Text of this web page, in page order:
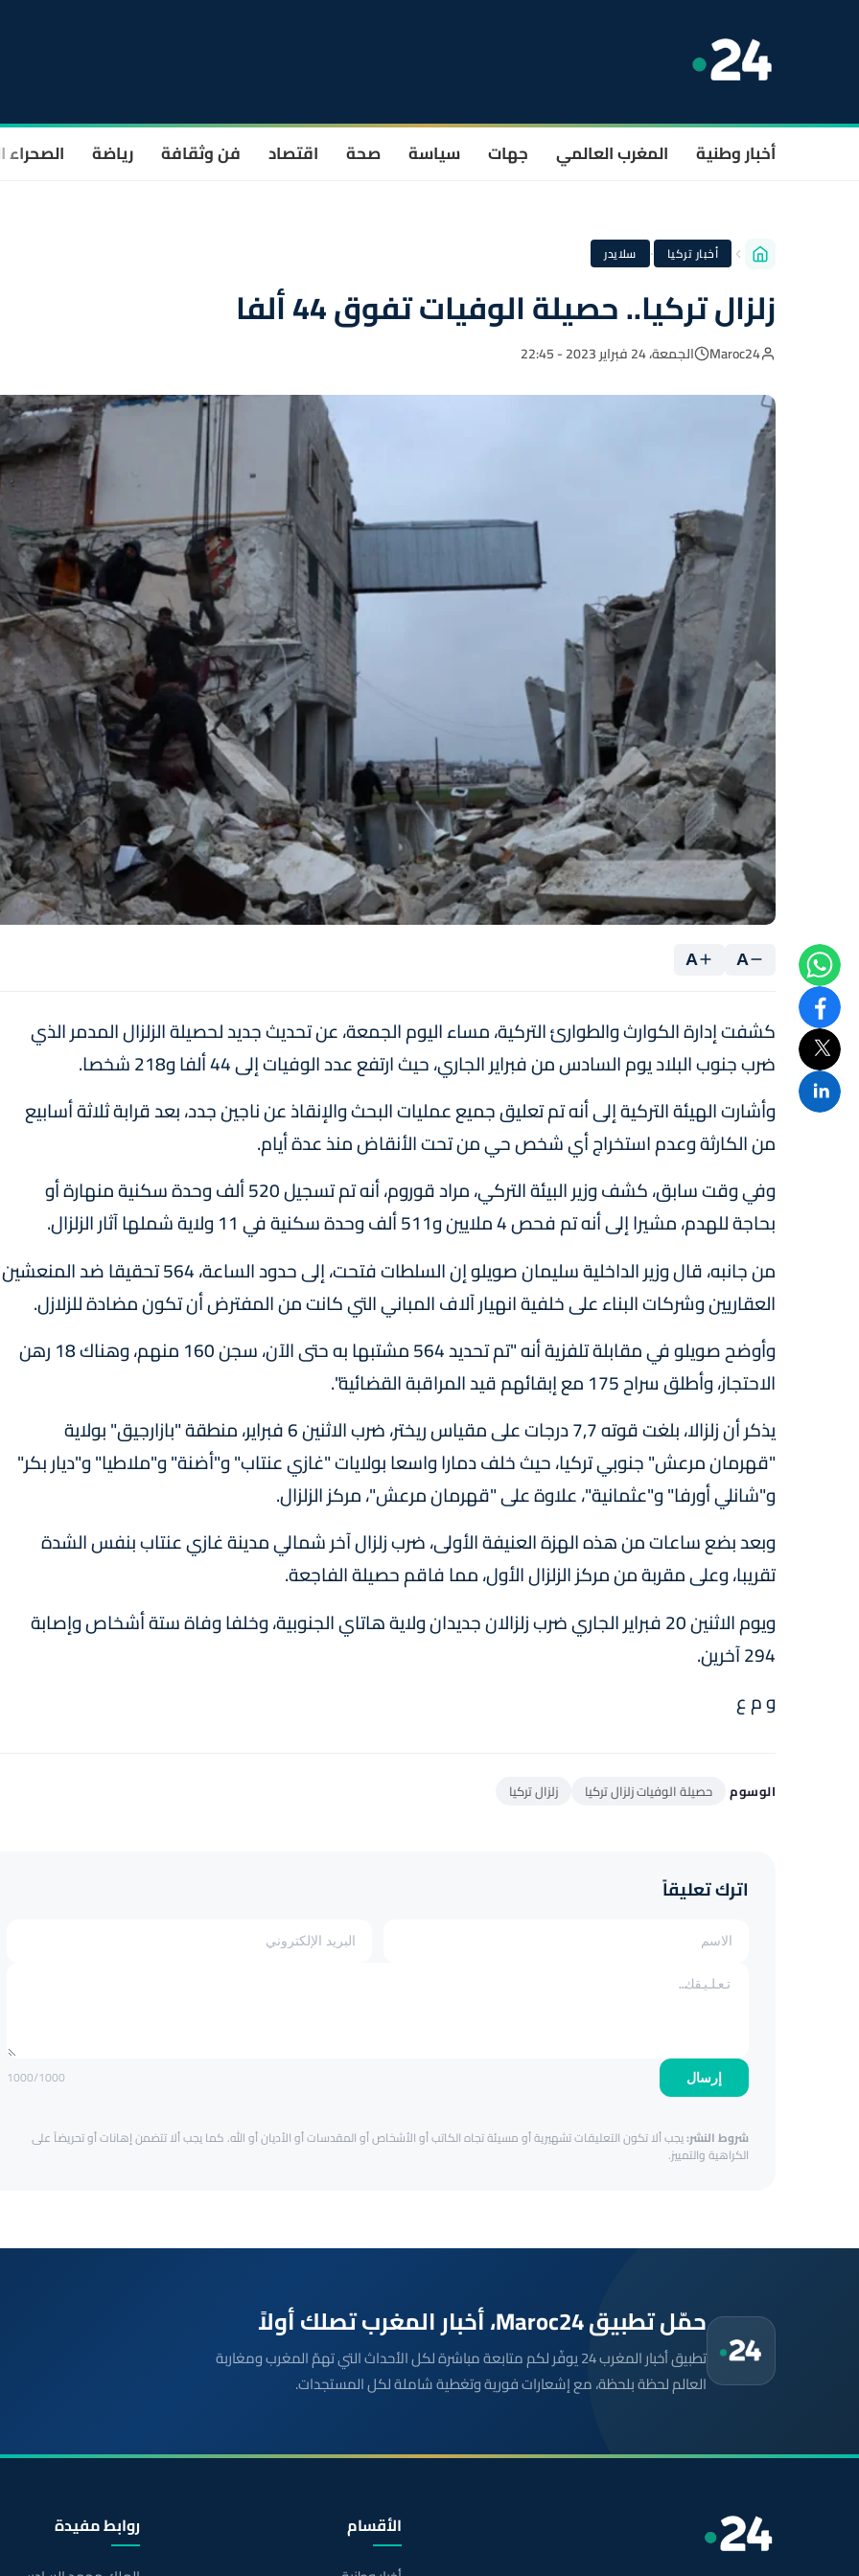
أخبار وطنية المغرب العالمي جهات سياسة صحة اقتصاد فن وثقافة رياضة الصحراء
أخبار تركيا · سلايدر
زلزال تركيا.. حصيلة الوفيات تفوق 44 ألفا
Maroc24 الجمعة، 24 فبراير 2023 - 22:45
A
A
كشفت إدارة الكوارث والطوارئ التركية، مساء اليوم الجمعة، عن تحديث جديد لحصيلة الزلزال المدمر الذي
ضرب جنوب البلاد يوم السادس من فبراير الجاري، حيث ارتفع عدد الوفيات إلى 44 ألفا و218 شخصا.
وأشارت الهيئة التركية إلى أنه تم تعليق جميع عمليات البحث والإنقاذ عن ناجين جدد، بعد قرابة ثلاثة أسابيع
من الكارثة وعدم استخراج أي شخص حي من تحت الأنقاض منذ عدة أيام.
وفي وقت سابق، كشف وزير البيئة التركي، مراد قوروم، أنه تم تسجيل 520 ألف وحدة سكنية منهارة أو
بحاجة للهدم، مشيرا إلى أنه تم فحص 4 ملايين و511 ألف وحدة سكنية في 11 ولاية شملها آثار الزلزال.
من جانبه، قال وزير الداخلية سليمان صويلو إن السلطات فتحت، إلى حدود الساعة، 564 تحقيقا ضد المنعشين
العقاريين وشركات البناء على خلفية انهيار آلاف المباني التي كانت من المفترض أن تكون مضادة للزلازل.
وأوضح صويلو في مقابلة تلفزية أنه "تم تحديد 564 مشتبها به حتى الآن، سجن 160 منهم، وهناك 18 رهن
الاحتجاز، وأطلق سراح 175 مع إبقائهم قيد المراقبة القضائية".
يذكر أن زلزالا، بلغت قوته 7,7 درجات على مقياس ريختر، ضرب الاثنين 6 فبراير، منطقة "بازارجيق" بولاية
"قهرمان مرعش" جنوبي تركيا، حيث خلف دمارا واسعا بولايات "غازي عنتاب" و"أضنة" و"ملاطيا" و"ديار بكر"
و"شانلي أورفا" و"عثمانية"، علاوة على "قهرمان مرعش"، مركز الزلزال.
وبعد بضع ساعات من هذه الهزة العنيفة الأولى، ضرب زلزال آخر شمالي مدينة غازي عنتاب بنفس الشدة
تقريبا، وعلى مقربة من مركز الزلزال الأول، مما فاقم حصيلة الفاجعة.
ويوم الاثنين 20 فبراير الجاري ضرب زلزالان جديدان ولاية هاتاي الجنوبية، وخلفا وفاة ستة أشخاص وإصابة
294 آخرين.
و م ع
الوسوم حصيلة الوفيات زلزال تركيا زلزال تركيا
اترك تعليقاً
إرسال 1000/1000
شروط النشر:يجب ألا تكون التعليقات تشهيرية أو مسيئة تجاه الكاتب أو الأشخاص أو المقدسات أو الأديان أو الله. كما يجب ألا تتضمن إهانات أو تحريضاً على
الكراهية والتمييز.
حمّل تطبيق Maroc24، أخبار المغرب تصلك أولاً
تطبيق أخبار المغرب 24 يوفّر لكم متابعة مباشرة لكل الأحداث التي تهمّ المغرب ومغاربة
العالم لحظة بلحظة، مع إشعارات فورية وتغطية شاملة لكل المستجدات.
الأقسام روابط مفيدة